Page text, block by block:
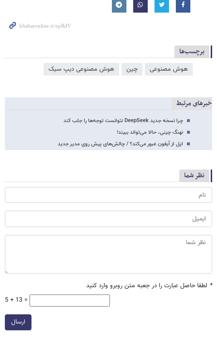
برچسب‌ها
هوش مصنوعی چین هوش مصنوعی دیپ سیک
خبرهای مرتبط
چرا نسخه جدید DeepSeek نتوانست توجه‌ها را جلب کند
نهنگ چینی، حالا می‌تواند ببیند!
اپل از آیفون عبور می‌کند؟ / چالش‌های پیش روی مدیر جدید
نظر شما
* لطفا حاصل عبارت را در جعبه متن روبرو وارد کنید
5 + 13 =
ارسال